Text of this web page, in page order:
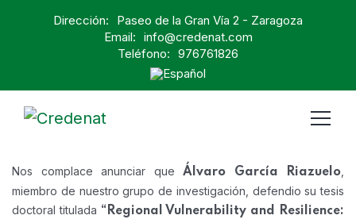
Dirección:
Paseo de la Gran Vía 2 - Zaragoza
Email: info@credenat.com
Teléfono: 976761826
Nos complace anunciar que Álvaro García Riazuelo
miembro de nuestro grupo de investigación, defendio su tesis
doctoral titulada “Regional Vulnerability and Resilience: